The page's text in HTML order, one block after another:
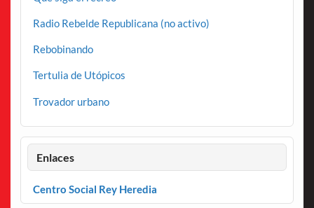
Radio Rebelde Republicana (no activo)
Rebobinando
Tertulia de Utópicos
Trovador urbano
Enlaces
Centro Social Rey Heredia